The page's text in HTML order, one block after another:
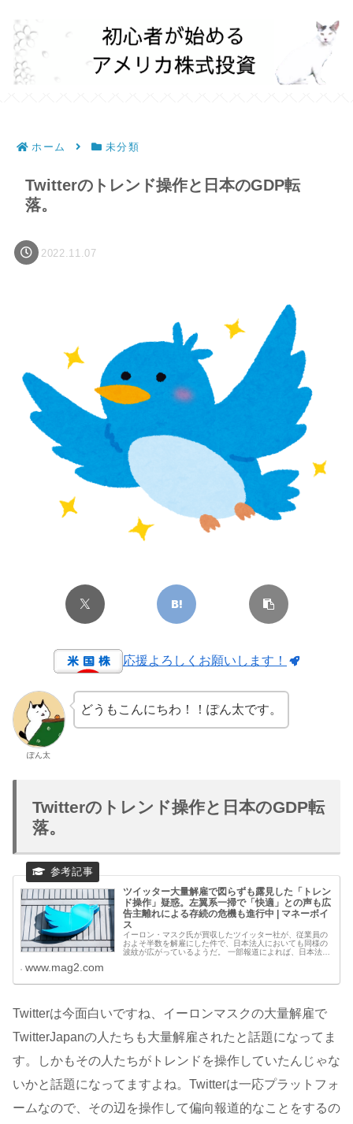
ホーム 未分類
Twitterのトレンド操作と日本のGDP転
落。
2022.11.07
応援よろしくお願いします！
ぽん太
どうもこんにちわ！！ぽん太です。
Twitterのトレンド操作と日本のGDP転
落。
ツイッター大量解雇で図らずも露見した「トレン
ド操作」疑惑。左翼系一掃で「快適」との声も広
告主離れによる存続の危機も進行中 | マネーボイ
ス
イーロン・マスク氏が買収したツイッター社が、従業員の
およそ半数を解雇にした件で、日本法人においても同様の
波紋が広がっているようだ。 一部報道によれば、日本法人
www.mag2.com
Twitterは今面白いですね、イーロンマスクの大量解雇で
TwitterJapanの人たちも大量解雇されたと話題になってま
す。しかもその人たちがトレンドを操作していたんじゃな
いかと話題になってますよね。Twitterは一応プラットフォ
ームなので、その辺を操作して偏向報道的なことをするの